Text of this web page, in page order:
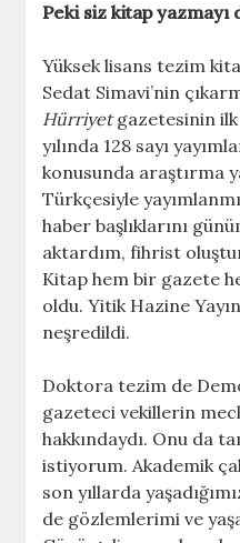
Peki siz kitap yazmayı
Yüksek lisans tezim
Sedat Simavi’nin
Hürriyetgazetesinin ilk
yılında 128 sayı
konusunda araştırma
Türkçesiyle
haber başlıklarını
aktardım, fihrist
Kitap hem bir gazete
oldu. Yitik Hazine
neşredildi.
Doktora tezim de
gazeteci vekillerin
hakkındaydı. Onu da
istiyorum. Akademik
son yıllarda
de gözlemlerimi ve